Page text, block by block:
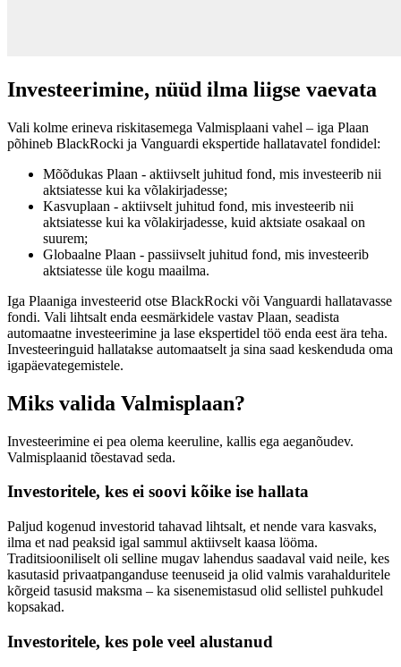
Investeerimine, nüüd ilma liigse vaevata
Vali kolme erineva riskitasemega Valmisplaani vahel – iga Plaan
põhineb BlackRocki ja Vanguardi ekspertide hallatavatel fondidel:
Mõõdukas Plaan - aktiivselt juhitud fond, mis investeerib nii
aktsiatesse kui ka võlakirjadesse;
Kasvuplaan - aktiivselt juhitud fond, mis investeerib nii
aktsiatesse kui ka võlakirjadesse, kuid aktsiate osakaal on
suurem;
Globaalne Plaan - passiivselt juhitud fond, mis investeerib
aktsiatesse üle kogu maailma.
Iga Plaaniga investeerid otse BlackRocki või Vanguardi hallatavasse
fondi. Vali lihtsalt enda eesmärkidele vastav Plaan, seadista
automaatne investeerimine ja lase ekspertidel töö enda eest ära teha.
Investeeringuid hallatakse automaatselt ja sina saad keskenduda oma
igapäevategemistele.
Miks valida Valmisplaan?
Investeerimine ei pea olema keeruline, kallis ega aeganõudev.
Valmisplaanid tõestavad seda.
Investoritele, kes ei soovi kõike ise hallata
Paljud kogenud investorid tahavad lihtsalt, et nende vara kasvaks,
ilma et nad peaksid igal sammul aktiivselt kaasa lööma.
Traditsiooniliselt oli selline mugav lahendus saadaval vaid neile, kes
kasutasid privaatpanganduse teenuseid ja olid valmis varahalduritele
kõrgeid tasusid maksma – ka sisenemistasud olid sellistel puhkudel
kopsakad.
Investoritele, kes pole veel alustanud